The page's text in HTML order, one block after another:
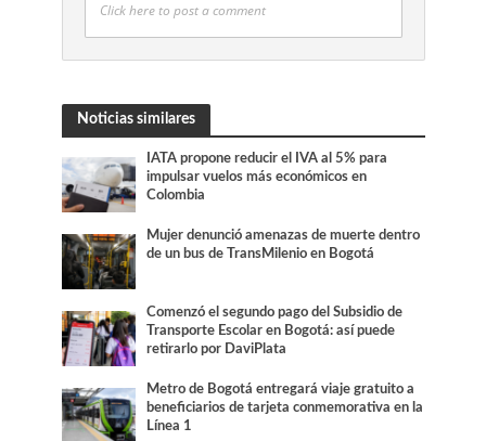
Click here to post a comment
Noticias similares
IATA propone reducir el IVA al 5% para
impulsar vuelos más económicos en
Colombia
Mujer denunció amenazas de muerte dentro
de un bus de TransMilenio en Bogotá
Comenzó el segundo pago del Subsidio de
Transporte Escolar en Bogotá: así puede
retirarlo por DaviPlata
Metro de Bogotá entregará viaje gratuito a
beneficiarios de tarjeta conmemorativa en la
Línea 1